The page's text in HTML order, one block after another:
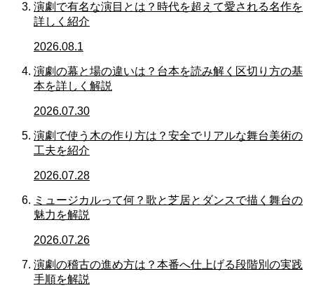
演劇で有名な演目とは？時代を超えて愛される名作を
詳しく紹介
2026.08.1
演劇の幕と場の違いは？台本を読み解く区切り方の基
本を詳しく解説
2026.07.30
演劇で使う木の作り方は？安全でリアルな舞台美術の
工夫を紹介
2026.07.28
ミュージカルって何？歌と芝居とダンスで描く舞台の
魅力を解説
2026.07.26
演劇の稽古の進め方は？本番へ仕上げる段階別の実践
手順を解説